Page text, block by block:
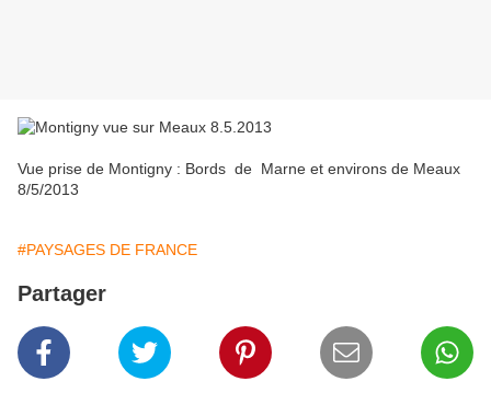
Vue prise de Montigny : Bords de Marne et environs de Meaux
8/5/2013
#PAYSAGES DE FRANCE
Partager